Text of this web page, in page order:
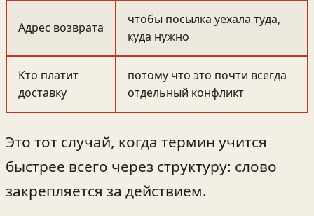
Адрес возврата
чтобы посылка уехала туда,
куда нужно
Кто платит
доставку
потому что это почти всегда
отдельный конфликт
Это тот случай, когда термин учится
быстрее всего через структуру: слово
закрепляется за действием.